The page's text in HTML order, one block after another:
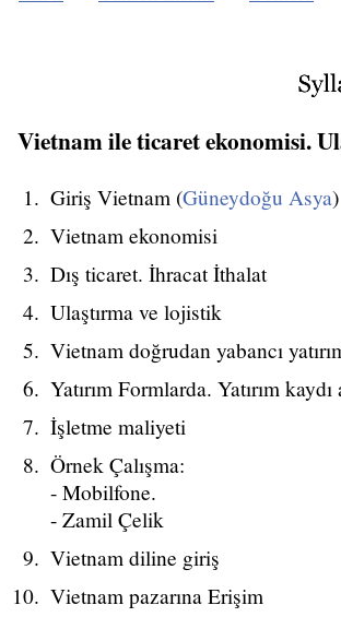
Vietnam ile ticaret ekonomisi.
Giriş Vietnam (Güneydoğu Asya)
Vietnam ekonomisi
Dış ticaret. İhracat İthalat
Ulaştırma ve lojistik
Vietnam doğrudan yabancı
Yatırım Formlarda. Yatırım kaydı
İşletme maliyeti
Örnek Çalışma:
- Mobilfone.
- Zamil Çelik
Vietnam diline giriş
Vietnam pazarına Erişim